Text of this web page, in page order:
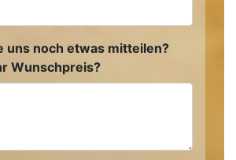
uns noch etwas mitteilen?
Wunschpreis?